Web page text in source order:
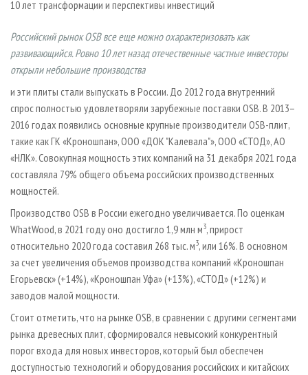
СУШКА ДРЕВЕСИНЫ
ПРОИЗВОДСТВО ДРЕВЕСНЫХ ПЛИТ
ДЕРЕВЯННОЕ ДОМОСТРОЕНИЕ
ПРОИЗВОДСТВО МЕБЕЛИ
БИОЭНЕРГЕТИКА
ЦБП
ИНСТРУМЕНТ И МАТЕРИАЛЫ
ПЕРСОНЫ
МОБИЛЬНЫЕ ВЫСТАВКИ
ОФИЦИАЛЬНЫЕ ДЕЛЕГАЦИИ
ПРИОРИТЕТНЫЕ ИНВЕСТПРОЕКТЫ
RUSSIAN FORESTRY REVIEW
ГАЗЕТА ЛЕСПРОМФОРУМ
БИБЛИОТЕКА СПЕЦИАЛИСТА
КОНТАКТЫ
РЕКЛАМА
РЕКЛАМА НА САЙТЕ
10 лет трансформации и перспективы инвестиций
Российский рынок OSB все еще можно охарактеризовать как
развивающийся. Ровно 10 лет назад отечественные частные инвесторы
открыли небольшие производства
и эти плиты стали выпускать в России. До 2012 года внутренний
спрос полностью удовлетворяли зарубежные поставки OSB. В 2013–
2016 годах появились основные крупные производители OSB-плит,
такие как ГК «Кроношпан», ООО «ДОК "Калевала"», ООО «СТОД», АО
«НЛК». Совокупная мощность этих компаний на 31 декабря 2021 года
составляла 79% общего объема российских производственных
мощностей.
Производство OSB в России ежегодно увеличивается. По оценкам
WhatWood, в 2021 году оно достигло 1,9 млн м3, прирост
относительно 2020 года составил 268 тыс. м3, или 16%. В основном
за счет увеличения объемов производства компаний «Кроношпан
Егорьевск» (+14%), «Кроношпан Уфа» (+13%), «СТОД» (+12%) и
заводов малой мощности.
Стоит отметить, что на рынке OSB, в сравнении с другими сегментами
рынка древесных плит, сформировался невысокий конкурентный
порог входа для новых инвесторов, который был обеспечен
доступностью технологий и оборудования российских и китайских